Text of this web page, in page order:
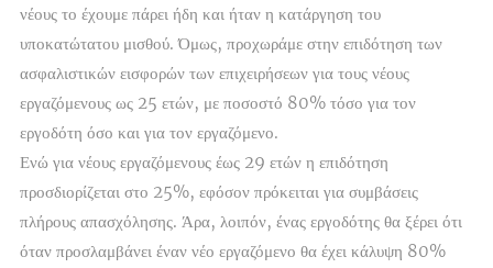
νέους το έχουμε πάρει ήδη και ήταν η κατάργηση του
υποκατώτατου μισθού. Όμως, προχωράμε στην επιδότηση των
ασφαλιστικών εισφορών των επιχειρήσεων για τους νέους
εργαζόμενους ως 25 ετών, με ποσοστό 80% τόσο για τον
εργοδότη όσο και για τον εργαζόμενο.
Ενώ για νέους εργαζόμενους έως 29 ετών η επιδότηση
προσδιορίζεται στο 25%, εφόσον πρόκειται για συμβάσεις
πλήρους απασχόλησης. Άρα, λοιπόν, ένας εργοδότης θα ξέρει ότι
όταν προσλαμβάνει έναν νέο εργαζόμενο θα έχει κάλυψη 80%